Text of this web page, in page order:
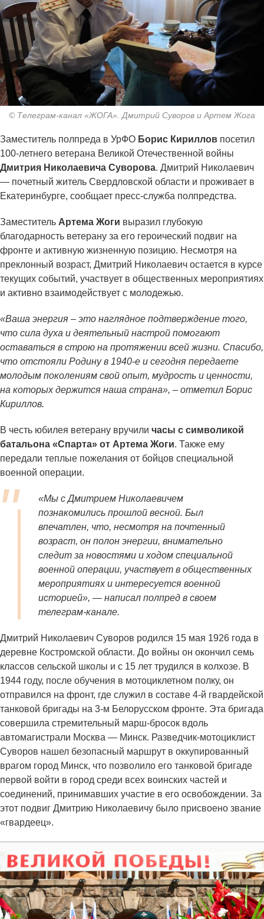
© Телеграм-канал «ЖОГА». Дмитрий Суворов и Артем Жога
Заместитель полпреда в УрФО Борис Кириллов посетил
100-летнего ветерана Великой Отечественной войны
Дмитрия Николаевича Суворова. Дмитрий Николаевич
— почетный житель Свердловской области и проживает в
Екатеринбурге, сообщает пресс-служба полпредства.
Заместитель Артема Жоги выразил глубокую
благодарность ветерану за его героический подвиг на
фронте и активную жизненную позицию. Несмотря на
преклонный возраст, Дмитрий Николаевич остается в курсе
текущих событий, участвует в общественных мероприятиях
и активно взаимодействует с молодежью.
«Ваша энергия – это наглядное подтверждение того,
что сила духа и деятельный настрой помогают
оставаться в строю на протяжении всей жизни. Спасибо,
что отстояли Родину в 1940-е и сегодня передаете
молодым поколениям свой опыт, мудрость и ценности,
на которых держится наша страна», – отметил Борис
Кириллов.
В честь юбилея ветерану вручили часы с символикой
батальона «Спарта» от Артема Жоги. Также ему
передали теплые пожелания от бойцов специальной
военной операции.
«Мы с Дмитрием Николаевичем
познакомились прошлой весной. Был
впечатлен, что, несмотря на почтенный
возраст, он полон энергии, внимательно
следит за новостями и ходом специальной
военной операции, участвует в общественных
мероприятиях и интересуется военной
историей», — написал полпред в своем
телеграм-канале.
Дмитрий Николаевич Суворов родился 15 мая 1926 года в
деревне Костромской области. До войны он окончил семь
классов сельской школы и с 15 лет трудился в колхозе. В
1944 году, после обучения в мотоциклетном полку, он
отправился на фронт, где служил в составе 4-й гвардейской
танковой бригады на 3-м Белорусском фронте. Эта бригада
совершила стремительный марш-бросок вдоль
автомагистрали Москва — Минск. Разведчик-мотоциклист
Суворов нашел безопасный маршрут в оккупированный
врагом город Минск, что позволило его танковой бригаде
первой войти в город среди всех воинских частей и
соединений, принимавших участие в его освобождении. За
этот подвиг Дмитрию Николаевичу было присвоено звание
«гвардеец».